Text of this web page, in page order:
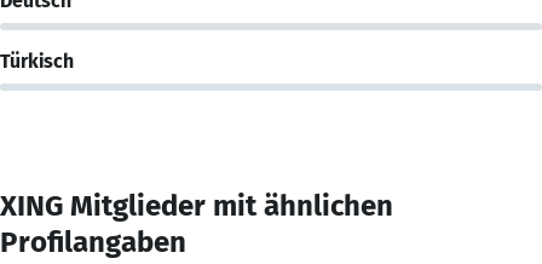
Türkisch
XING Mitglieder mit ähnlichen
Profilangaben